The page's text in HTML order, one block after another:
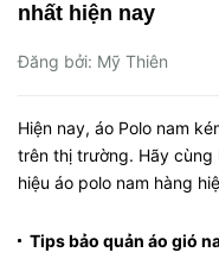
nhất hiện nay
Đăng bởi: Mỹ Thiên
Hiện nay, áo Polo nam
trên thị trường. Hãy cùng
hiệu áo polo nam hàng
Tips bảo quản áo gió